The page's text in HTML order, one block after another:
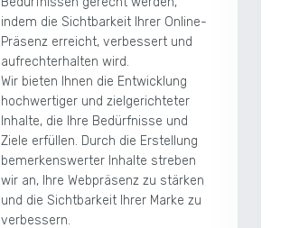
indem die Sichtbarkeit Ihrer Online-
Präsenz erreicht, verbessert und
aufrechterhalten wird.
Wir bieten Ihnen die Entwicklung
hochwertiger und zielgerichteter
Inhalte, die Ihre Bedürfnisse und
Ziele erfüllen. Durch die Erstellung
bemerkenswerter Inhalte streben
wir an, Ihre Webpräsenz zu stärken
und die Sichtbarkeit Ihrer Marke zu
verbessern.